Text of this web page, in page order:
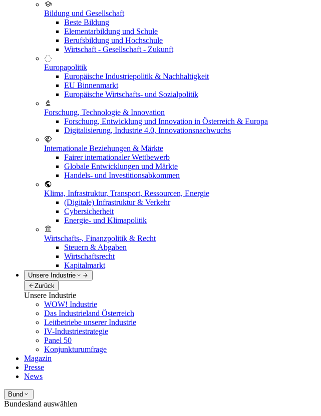
Bildung und Gesellschaft
Beste Bildung
Elementarbildung und Schule
Berufsbildung und Hochschule
Wirtschaft - Gesellschaft - Zukunft
Europapolitik
Europäische Industriepolitik & Nachhaltigkeit
EU Binnenmarkt
Europäische Wirtschafts- und Sozialpolitik
Forschung, Technologie & Innovation
Forschung, Entwicklung und Innovation in Österreich & Europa
Digitalisierung, Industrie 4.0, Innovationsnachwuchs
Internationale Beziehungen & Märkte
Fairer internationaler Wettbewerb
Globale Entwicklungen und Märkte
Handels- und Investitionsabkommen
Klima, Infrastruktur, Transport, Ressourcen, Energie
(Digitale) Infrastruktur & Verkehr
Cybersicherheit
Energie- und Klimapolitik
Wirtschafts-, Finanzpolitik & Recht
Steuern & Abgaben
Wirtschaftsrecht
Kapitalmarkt
Unsere Industrie
Zurück
Unsere Industrie
WOW! Industrie
Das Industrieland Österreich
Leitbetriebe unserer Industrie
IV-Industriestrategie
Panel 50
Konjunkturumfrage
Magazin
Presse
News
Bund
Bundesland auswählen